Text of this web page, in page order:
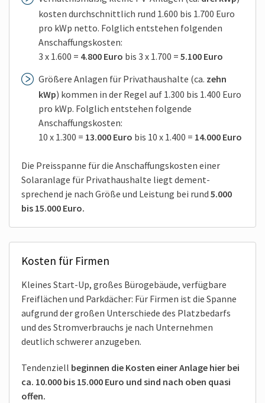
kosten durch­schnittlich rund 1.600 bis 1.700 Euro
pro kWp netto. Folglich entstehen folgenden
Anschaffungs­kosten:
3 x 1.600 = 4.800 Euro bis 3 x 1.700 = 5.100 Euro
Größere Anlagen für Privat­haushalte (ca. zehn
kWp) kommen in der Regel auf 1.300 bis 1.400 Euro
pro kWp. Folglich entstehen folgende
Anschaffungs­kosten:
10 x 1.300 = 13.000 Euro bis 10 x 1.400 = 14.000 Euro
Die Preis­spanne für die Anschaffungs­kosten einer
Solar­anlage für Privat­haushalte liegt dement­
sprechend je nach Größe und Leistung bei rund 5.000
bis 15.000 Euro.
Kosten für Firmen
Kleines Start-Up, großes Büro­gebäude, verfüg­bare
Frei­flächen und Park­dächer: Für Firmen ist die Spanne
aufgrund der großen Unter­schiede des Platz­bedarfs
und des Strom­verbrauchs je nach Unter­nehmen
deutlich schwerer anzugeben.
Ten­denziell beginnen die Kosten einer Anlage hier bei
ca. 10.000 bis 15.000 Euro und sind nach oben quasi
offen.